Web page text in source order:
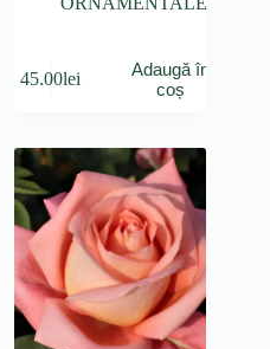
45.00lei
Adaugă în
coș